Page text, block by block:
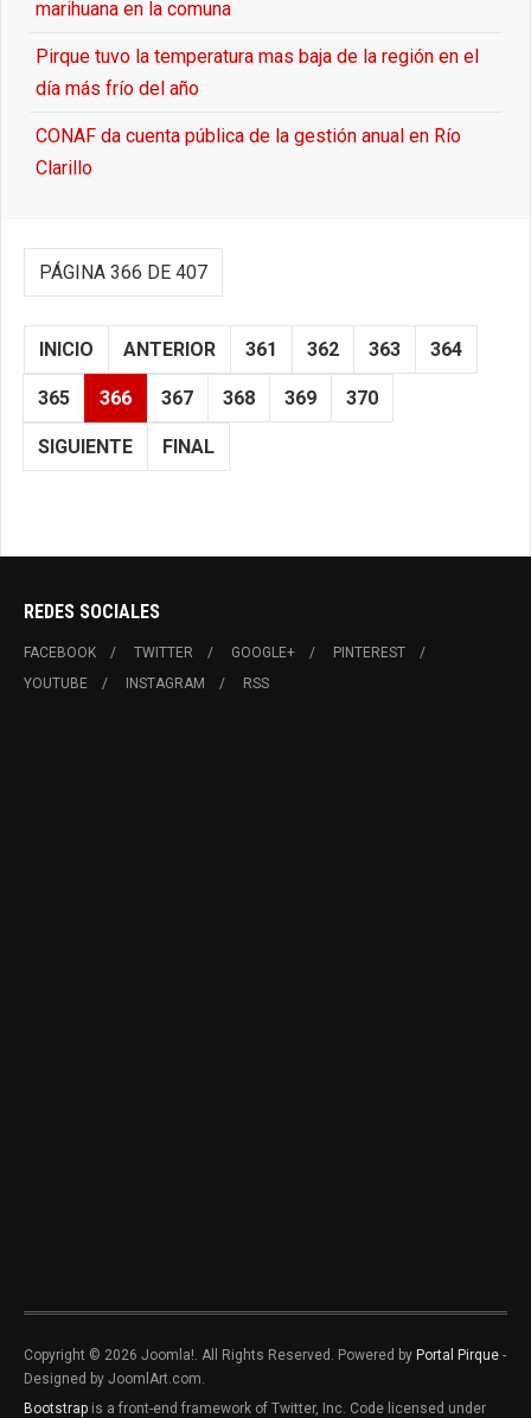
marihuana en la comuna
Pirque tuvo la temperatura mas baja de la región en el
día más frío del año
CONAF da cuenta pública de la gestión anual en Río
Clarillo
PÁGINA 366 DE 407
INICIO ANTERIOR 361 362 363 364
365 366 367 368 369 370
SIGUIENTE FINAL
REDES SOCIALES
FACEBOOK TWITTER GOOGLE+
PINTEREST
YOUTUBE
INSTAGRAM RSS
Copyright © 2026 Joomla!. All Rights Reserved. Powered by Portal Pirque -
Designed by JoomlArt.com.
Bootstrap is a front-end framework of Twitter, Inc. Code licensed under